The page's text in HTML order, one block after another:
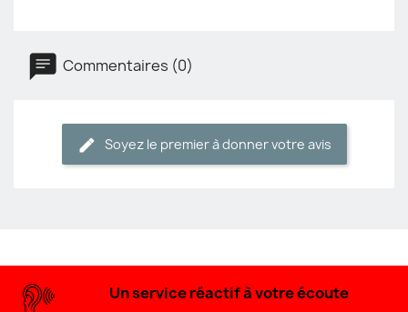
Commentaires (0)
Soyez le premier à donner votre avis
Un service réactif à votre écoute